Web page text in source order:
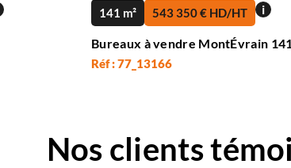
141 m² 543 350 € HD/HT i
Bureaux à vendre MontÉvrain 141
Réf : 77_13166
Nos clients